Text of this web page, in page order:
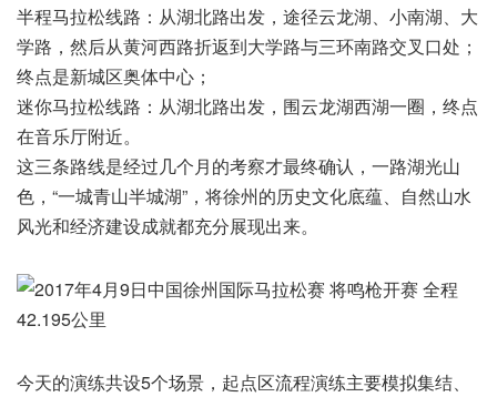
半程马拉松线路：从湖北路出发，途径云龙湖、小南湖、大
学路，然后从黄河西路折返到大学路与三环南路交叉口处；
终点是新城区奥体中心；
迷你马拉松线路：从湖北路出发，围云龙湖西湖一圈，终点
在音乐厅附近。
这三条路线是经过几个月的考察才最终确认，一路湖光山
色，“一城青山半城湖”，将徐州的历史文化底蕴、自然山水
风光和经济建设成就都充分展现出来。
今天的演练共设5个场景，起点区流程演练主要模拟集结、